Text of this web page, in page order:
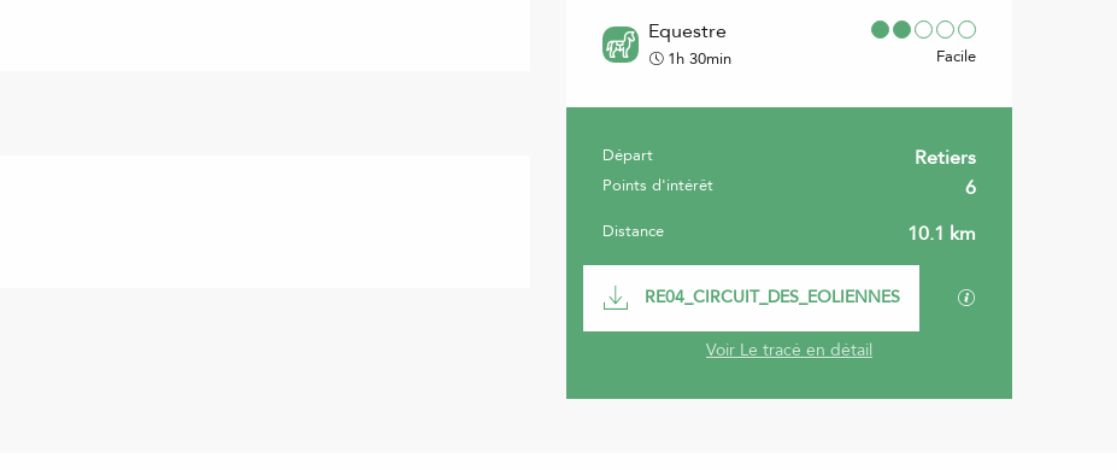
Equestre
1h 30min Facile
Informations pratiques
Départ Retiers
Points d'intérêt 6
Distance 10.1 km
Documentation
RE04_CIRCUIT_DES_EOLIENNES
Voir Le tracé en détail